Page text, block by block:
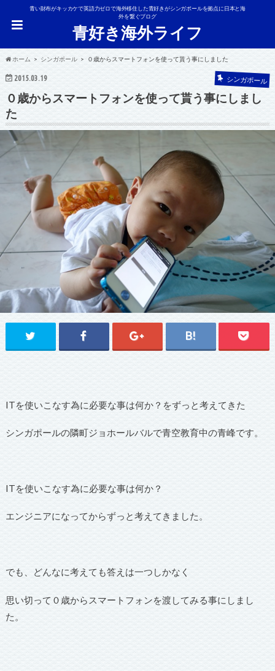
青い財布がキッカケで英語力ゼロで海外移住した青好きがシンガポールを拠点に日本と海
外を繋ぐブログ
青好き海外ライフ
ホーム シンガポール ０歳からスマートフォンを使って貰う事にしました
2015.03.19 シンガポール
０歳からスマートフォンを使って貰う事にしまし
た
ITを使いこなす為に必要な事は何か？をずっと考えてきた
シンガポールの隣町ジョホールバルで青空教育中の青峰です。
ITを使いこなす為に必要な事は何か？
エンジニアになってからずっと考えてきました。
でも、どんなに考えても答えは一つしかなく
思い切って０歳からスマートフォンを渡してみる事にしまし
た。